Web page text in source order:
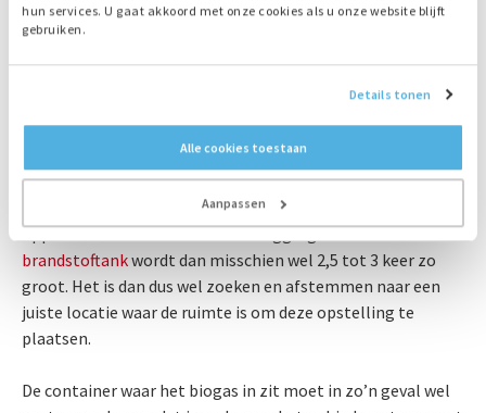
hun services. U gaat akkoord met onze cookies als u onze website blijft
gebruiken.
Details tonen
Alle cookies toestaan
Aanpassen
vermogens. We zitten nu op een biogasaggregaat van
aggregaten van deze vermogens komen we ook in een
ander gebied, want dit betekent dat de gascontainer ook
groter moeten worden. Daar moeten we van een 10ft
container gaan uitbreiden naar een 20ft container en dat
heeft gevolgen voor de opstelling bij een klant. Het
oppervlak waar eerder een dieselaggregaat stond met een
brandstoftankwordt dan misschien wel 2,5 tot 3 keer zo
groot. Het is dan dus wel zoeken en afstemmen naar een
juiste locatie waar de ruimte is om deze opstelling te
plaatsen.
De container waar het biogas in zit moet in zo’n geval wel